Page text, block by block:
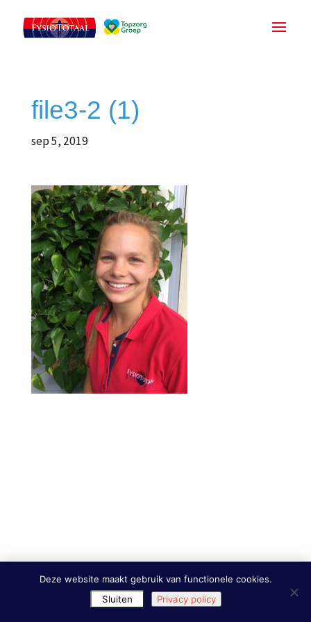
file3-2 (1)
sep 5, 2019
Deze website maakt gebruik van functionele cookies.
Sluiten
Privacy policy